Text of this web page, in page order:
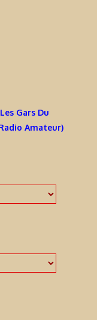
Gars Du
Amateur)